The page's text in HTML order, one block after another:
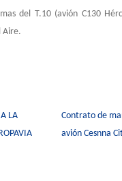
del T.10 (avión C130
Aire.
LA
Contrato de
avión Cesnna